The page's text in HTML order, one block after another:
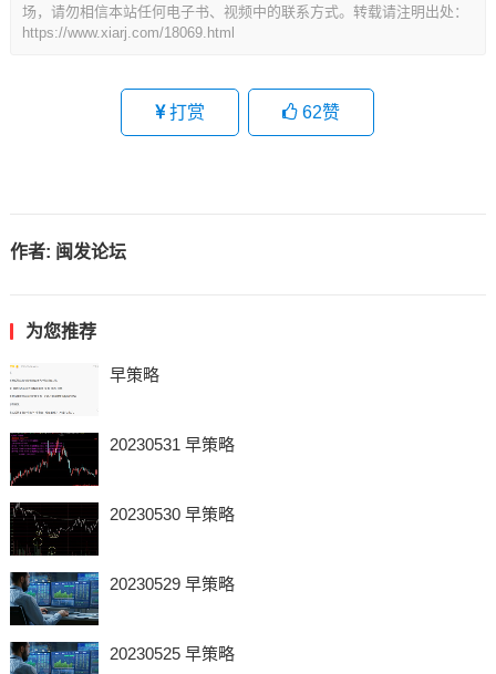
场，请勿相信本站任何电子书、视频中的联系方式。转载请注明出处：
https://www.xiarj.com/18069.html
打赏 62赞
作者: 闽发论坛
为您推荐
早策略
20230531 早策略
20230530 早策略
20230529 早策略
20230525 早策略